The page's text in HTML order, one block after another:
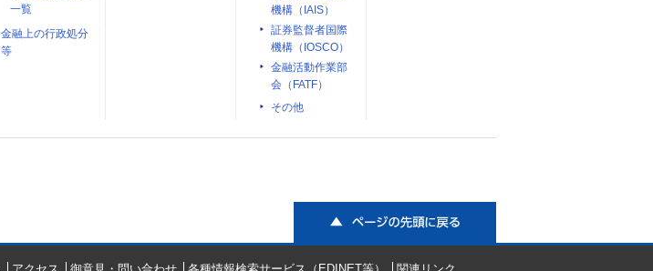
一覧
金融上の行政処分
等
機構（IAIS）
証券監督者国際
機構（IOSCO）
金融活動作業部
会（FATF）
その他